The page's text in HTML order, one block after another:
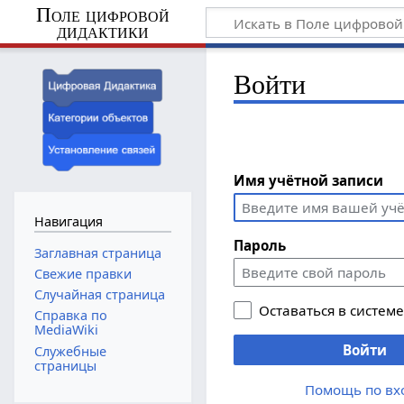
Поле цифровой
дидактики
Войти
Имя учётной записи
Пароль
Оставаться в системе
Войти
Помощь по
Навигация
Заглавная страница
Свежие правки
Случайная страница
Справка по
MediaWiki
Служебные
страницы